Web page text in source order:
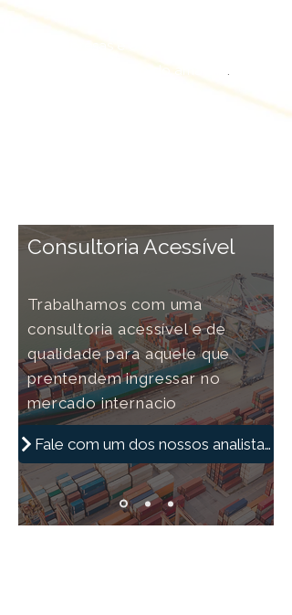
para a formação do amanhã .
Consultoria Acessível
Trabalhamos com uma
consultoria acessível e de
qualidade para aquele que
prentendem ingressar no
mercado internacio
Fale com um dos nossos analistas!